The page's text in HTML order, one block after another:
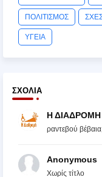
ΠΟΛΙΤΙΣΜΟΣ
ΥΓΕΙΑ
ΣΧΌΛΙΑ
Η ΔΙΑΔΡΟΜΗ
ραντεβού
Anonymous
Χωρίς τίτλο